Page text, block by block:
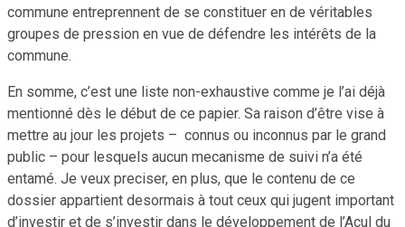
commune entreprennent de se constituer en de véritables
groupes de pression en vue de défendre les intérêts de la
commune.
En somme, c’est une liste non-exhaustive comme je l’ai déjà
mentionné dès le début de ce papier. Sa raison d’être vise à
mettre au jour les projets – connus ou inconnus par le grand
public – pour lesquels aucun mecanisme de suivi n’a été
entamé. Je veux preciser, en plus, que le contenu de ce
dossier appartient desormais à tout ceux qui jugent important
d’investir et de s’investir dans le développement de l’Acul du